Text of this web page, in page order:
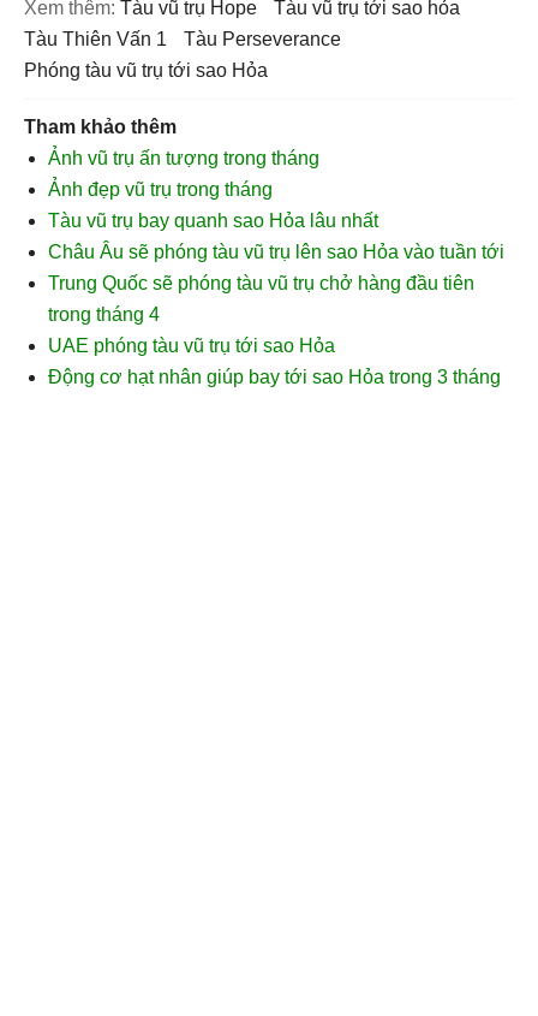
Xem thêm: Tàu vũ trụ Hope
tàu vũ trụ tới sao hỏa
tàu Thiên Vấn 1
tàu Perseverance
phóng tàu vũ trụ tới sao Hỏa
Tham khảo thêm
Ảnh vũ trụ ấn tượng trong tháng
Ảnh đẹp vũ trụ trong tháng
Tàu vũ trụ bay quanh sao Hỏa lâu nhất
Châu Âu sẽ phóng tàu vũ trụ lên sao Hỏa vào tuần tới
Trung Quốc sẽ phóng tàu vũ trụ chở hàng đầu tiên
trong tháng 4
UAE phóng tàu vũ trụ tới sao Hỏa
Động cơ hạt nhân giúp bay tới sao Hỏa trong 3 tháng